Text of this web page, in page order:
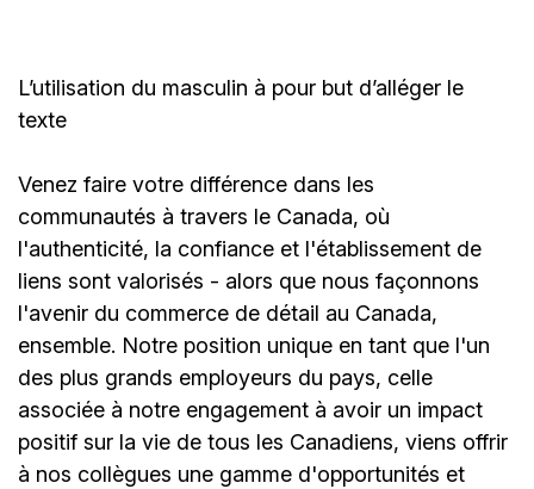
L’utilisation du masculin à pour but d’alléger le
texte
Venez faire votre différence dans les
communautés à travers le Canada, où
l'authenticité, la confiance et l'établissement de
liens sont valorisés - alors que nous façonnons
l'avenir du commerce de détail au Canada,
ensemble. Notre position unique en tant que l'un
des plus grands employeurs du pays, celle
associée à notre engagement à avoir un impact
positif sur la vie de tous les Canadiens, viens offrir
à nos collègues une gamme d'opportunités et